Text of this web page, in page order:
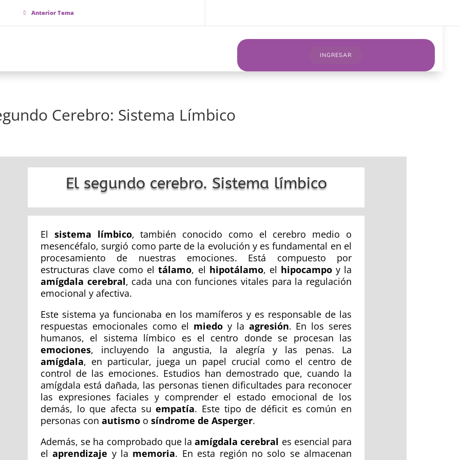
INGRESAR
Anterior Tema
Cerebro: Sistema Límbico
El segundo cerebro. Sistema límbico
El sistema límbico, también conocido como el cerebro medio o
mesencéfalo, surgió como parte de la evolución y es fundamental en el
procesamiento de nuestras emociones. Está compuesto por
estructuras clave como eltálamo, el hipotálamo, el hipocampoy la
amígdala cerebral, cada una con funciones vitales para la regulación
emocional y afectiva.
Este sistema ya funcionaba en los mamíferos y es responsable de las
respuestas emocionales como el miedo y la agresión. En los seres
humanos, el sistema límbico es el centro donde se procesan las
emociones, incluyendo la angustia, la alegría y las penas. La
amígdala, en particular, juega un papel crucial como el centro de
control de las emociones. Estudios han demostrado que, cuando la
amígdala está dañada, las personas tienen dificultades para reconocer
las expresiones faciales y comprender el estado emocional de los
demás, lo que afecta suempatía. Este tipo de déficit es común en
personas con autismo o síndrome de Asperger.
Además, se ha comprobado que laamígdala cerebral es esencial para
elaprendizaje y la memoria. En esta región no solo se almacenan